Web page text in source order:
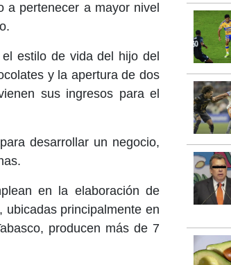
a pertenecer a mayor nivel
estilo de vida del hijo del
y la apertura de dos
sus ingresos para el
desarrollar un negocio,
en la elaboración de
principalmente en
producen más de 7